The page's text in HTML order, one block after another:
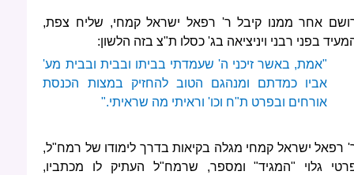
אחר ממנו קיבל ר' רפאל ישראל קמחי, שליח צפת,
בפני רבני ויניציאה בג' כסלו ת"צ בזה הלשון:
"אמת, באשר זיכני ה' שעמדתי בביתו ובבית ובבית מע'
אביו כמדתם ומנהגם הטוב להחזיק במצות הכנסת
אורחים ובפרט ת"ח וכו' וראיתי מה שראיתי."
רפאל ישראל קמחי מגלה בקיאות בדרך לימודו של רמח"ל,
גלוי "המגיד" ומספר, שרמח"ל העתיק לו מכתביו,